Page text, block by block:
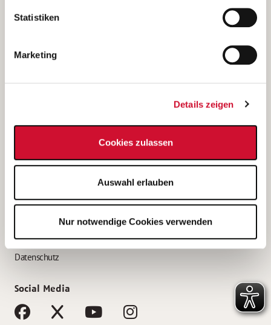
unsererDatenschutzerklärung
Statistiken
Marketing
Details zeigen
Cookies zulassen
Auswahl erlauben
Nur notwendige Cookies verwenden
(Ein Tochterunternehmen des AWO Bezirksverbandes Unterfranken
e.V.)
Bewerbung als Altenpflegehelfer*in
Bewerbung als Erzieher*in
AWO Gliederungen nach Bundesland
Impressum
Datenschutz
Social Media